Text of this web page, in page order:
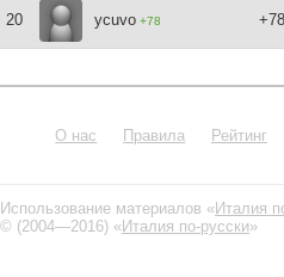
20 ycuvo +78 +78
О нас Правила Рейтинг
Использование материалов «Италия
© (2004—2016) «Италия по-русски»